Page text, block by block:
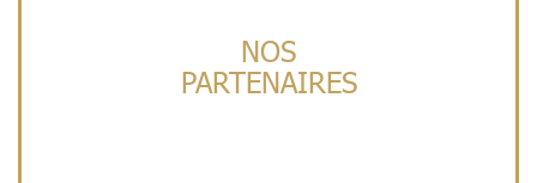
NOS
PARTENAIRES